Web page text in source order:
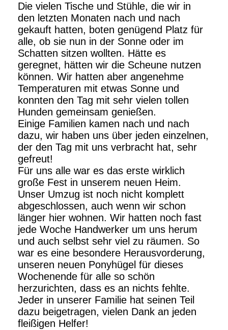
Die vielen Tische und Stühle, die wir in
den letzten Monaten nach und nach
gekauft hatten, boten genügend Platz für
alle, ob sie nun in der Sonne oder im
Schatten sitzen wollten. Hätte es
geregnet, hätten wir die Scheune nutzen
können. Wir hatten aber angenehme
Temperaturen mit etwas Sonne und
konnten den Tag mit sehr vielen tollen
Hunden gemeinsam genießen.
Einige Familien kamen nach und nach
dazu, wir haben uns über jeden einzelnen,
der den Tag mit uns verbracht hat, sehr
gefreut!
Für uns alle war es das erste wirklich
große Fest in unserem neuen Heim.
Unser Umzug ist noch nicht komplett
abgeschlossen, auch wenn wir schon
länger hier wohnen. Wir hatten noch fast
jede Woche Handwerker um uns herum
und auch selbst sehr viel zu räumen. So
war es eine besondere Herausvorderung,
unseren neuen Ponyhügel für dieses
Wochenende für alle so schön
herzurichten, dass es an nichts fehlte.
Jeder in unserer Familie hat seinen Teil
dazu beigetragen, vielen Dank an jeden
fleißigen Helfer!